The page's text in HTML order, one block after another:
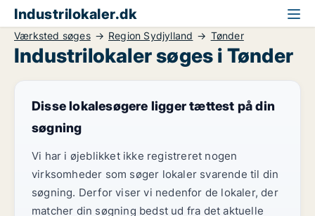
Industrilokaler.dk
Værksted søges Region Sydjylland Tønder
Industrilokaler søges i Tønder
Disse lokalesøgere ligger tættest på din
søgning
Vi har i øjeblikket ikke registreret nogen
virksomheder som søger lokaler svarende til din
søgning. Derfor viser vi nedenfor de lokaler, der
matcher din søgning bedst ud fra det aktuelle